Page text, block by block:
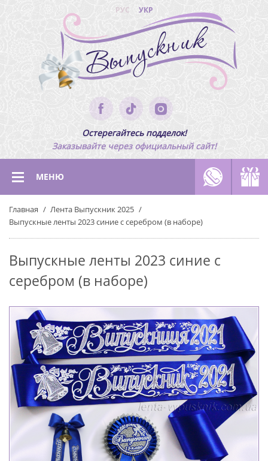
РУС УКР
Остерегайтесь подделок!
Заказывайте через официальный сайт!
МЕНЮ
Главная
Лента Выпускник 2025
Выпускные ленты 2023 синие с серебром (в наборе)
Выпускные ленты 2023 синие с
серебром (в наборе)